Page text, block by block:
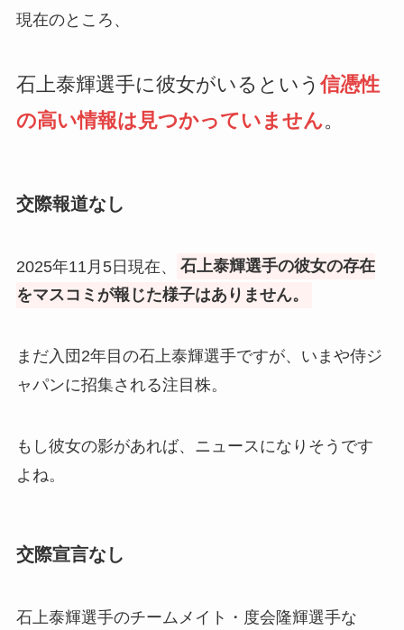
現在のところ、
石上泰輝選手に彼女がいるという 信憑性
の高い情報は見つかっていません。
交際報道なし
2025年11月5日現在、
石上泰輝選手の彼女の存在
をマスコミが報じた様子はありません。
まだ入団2年目の石上泰輝選手ですが、いまや侍ジ
ャパンに招集される注目株。
もし彼女の影があれば、ニュースになりそうです
よね。
交際宣言なし
石上泰輝選手のチームメイト・度会隆輝選手な